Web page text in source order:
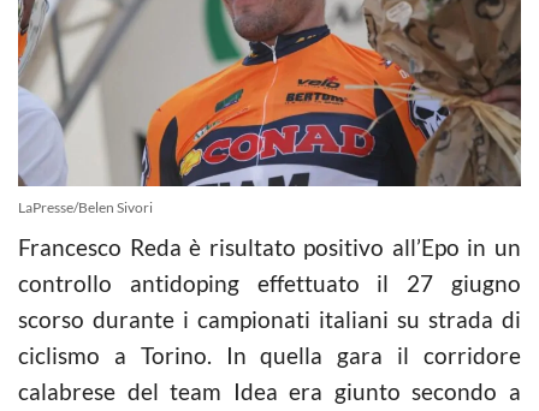
LaPresse/Belen Sivori
Francesco Reda è risultato positivo all’Epo in un
controllo antidoping effettuato il 27 giugno
scorso durante i campionati italiani su strada di
ciclismo a Torino. In quella gara il corridore
calabrese del team Idea era giunto secondo a